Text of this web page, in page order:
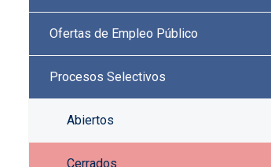
Ofertas de Empleo Público
Procesos Selectivos
Abiertos
Cerrados